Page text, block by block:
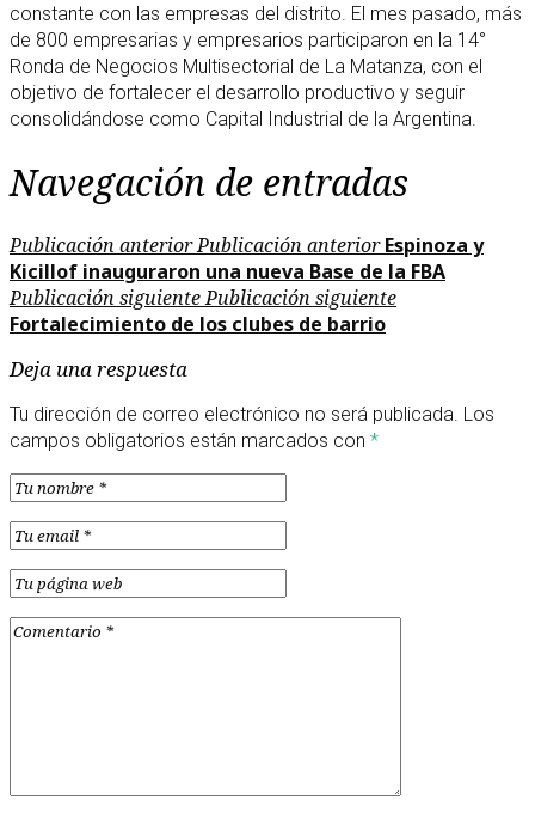
constante con las empresas del distrito. El mes pasado, más
de 800 empresarias y empresarios participaron en la 14°
Ronda de Negocios Multisectorial de La Matanza, con el
objetivo de fortalecer el desarrollo productivo y seguir
consolidándose como Capital Industrial de la Argentina.
Navegación de entradas
Publicación anteriorPublicación anterior Espinoza y
Kicillof inauguraron una nueva Base de la FBA
Publicación siguientePublicación siguiente
Fortalecimiento de los clubes de barrio
Deja una respuesta
Tu dirección de correo electrónico no será publicada. Los
campos obligatorios están marcados con *